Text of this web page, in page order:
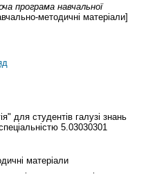
програма навчальної
методичні матеріали]
для студентів галузі знань
5.03030301
матеріали